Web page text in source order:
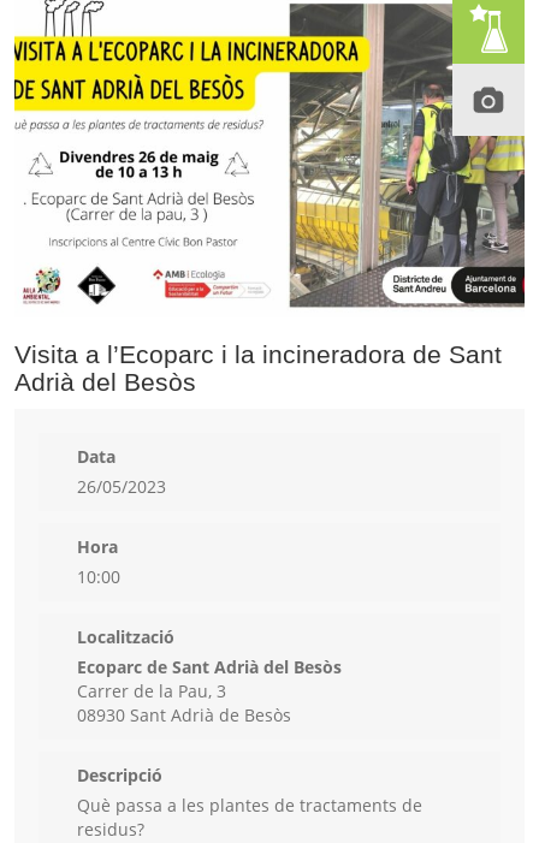
Visita a l’Ecoparc i la incineradora de Sant
Adrià del Besòs
Data
26/05/2023
Hora
10:00
Localització
Ecoparc de Sant Adrià del Besòs
Carrer de la Pau, 3
08930 Sant Adrià de Besòs
Descripció
Què passa a les plantes de tractaments de
residus?